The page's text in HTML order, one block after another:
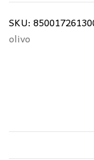
SKU:
olivo